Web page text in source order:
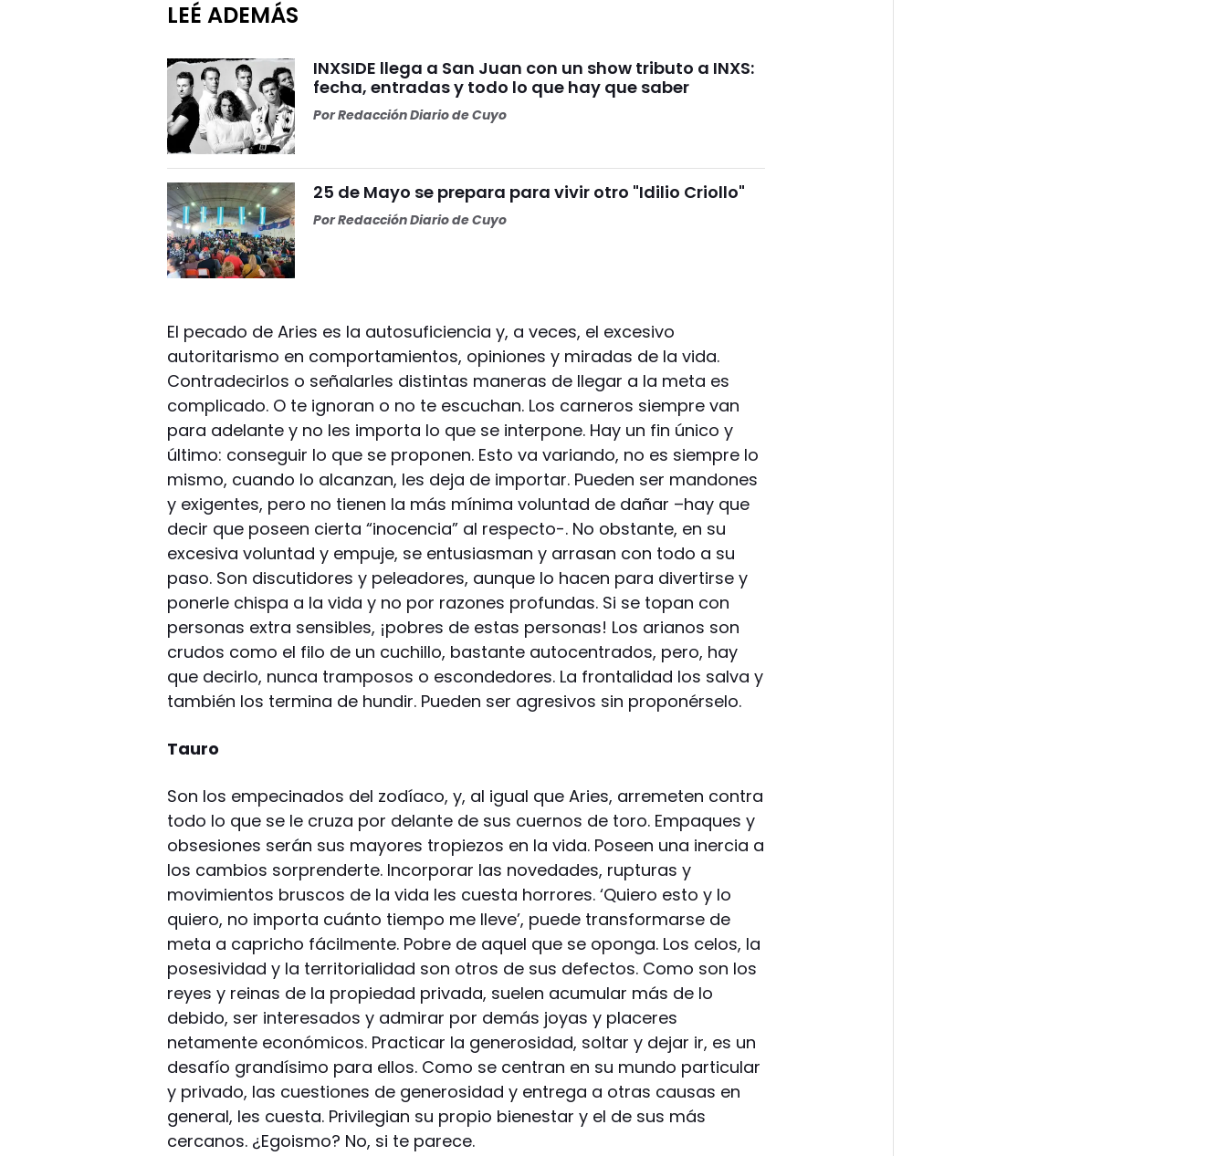
LEÉ ADEMÁS
INXSIDE llega a San Juan con un show tributo a INXS:
fecha, entradas y todo lo que hay que saber
PorRedacción Diario de Cuyo
25 de Mayo se prepara para vivir otro "Idilio Criollo"
PorRedacción Diario de Cuyo
El pecado de Aries es la autosuficiencia y, a veces, el excesivo
autoritarismo en comportamientos, opiniones y miradas de la vida.
Contradecirlos o señalarles distintas maneras de llegar a la meta es
complicado. O te ignoran o no te escuchan. Los carneros siempre van
para adelante y no les importa lo que se interpone. Hay un fin único y
último: conseguir lo que se proponen. Esto va variando, no es siempre lo
mismo, cuando lo alcanzan, les deja de importar. Pueden ser mandones
y exigentes, pero no tienen la más mínima voluntad de dañar –hay que
decir que poseen cierta “inocencia” al respecto-. No obstante, en su
excesiva voluntad y empuje, se entusiasman y arrasan con todo a su
paso. Son discutidores y peleadores, aunque lo hacen para divertirse y
ponerle chispa a la vida y no por razones profundas. Si se topan con
personas extra sensibles, ¡pobres de estas personas! Los arianos son
crudos como el filo de un cuchillo, bastante autocentrados, pero, hay
que decirlo, nunca tramposos o escondedores. La frontalidad los salva y
también los termina de hundir. Pueden ser agresivos sin proponérselo.
Tauro
Son los empecinados del zodíaco, y, al igual que Aries, arremeten contra
todo lo que se le cruza por delante de sus cuernos de toro. Empaques y
obsesiones serán sus mayores tropiezos en la vida. Poseen una inercia a
los cambios sorprenderte. Incorporar las novedades, rupturas y
movimientos bruscos de la vida les cuesta horrores. ‘Quiero esto y lo
quiero, no importa cuánto tiempo me lleve’, puede transformarse de
meta a capricho fácilmente. Pobre de aquel que se oponga. Los celos, la
posesividad y la territorialidad son otros de sus defectos. Como son los
reyes y reinas de la propiedad privada, suelen acumular más de lo
debido, ser interesados y admirar por demás joyas y placeres
netamente económicos. Practicar la generosidad, soltar y dejar ir, es un
desafío grandísimo para ellos. Como se centran en su mundo particular
y privado, las cuestiones de generosidad y entrega a otras causas en
general, les cuesta. Privilegian su propio bienestar y el de sus más
cercanos. ¿Egoismo? No, si te parece.